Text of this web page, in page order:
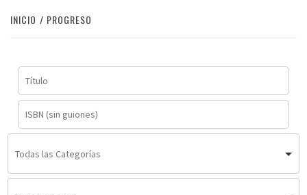
INICIO PROGRESO